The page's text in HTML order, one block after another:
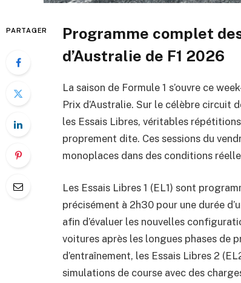
PARTAGER
Programme complet
d’Australie de F1 2026
La saison de Formule 1 s’ouvre ce
Prix d’Australie. Sur le célèbre circuit
les Essais Libres, véritables
proprement dite. Ces sessions du
monoplaces dans des conditions
Les Essais Libres 1 (EL1) sont
précisément à 2h30 pour une durée
afin d’évaluer les nouvelles
voitures après les longues phases de
d’entraînement, les Essais Libres 2
simulations de course avec des